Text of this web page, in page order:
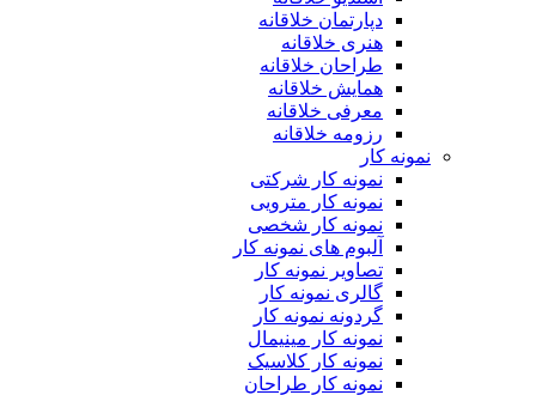
دپارتمان خلاقانه
هنری خلاقانه
طراحان خلاقانه
همایش خلاقانه
معرفی خلاقانه
رزومه خلاقانه
نمونه کار
نمونه کار شرکتی
نمونه کار مترویی
نمونه کار شخصی
آلبوم های نمونه کار
تصاویر نمونه کار
گالری نمونه کار
گردونه نمونه کار
نمونه کار مینیمال
نمونه کار کلاسیک
نمونه کار طراحان